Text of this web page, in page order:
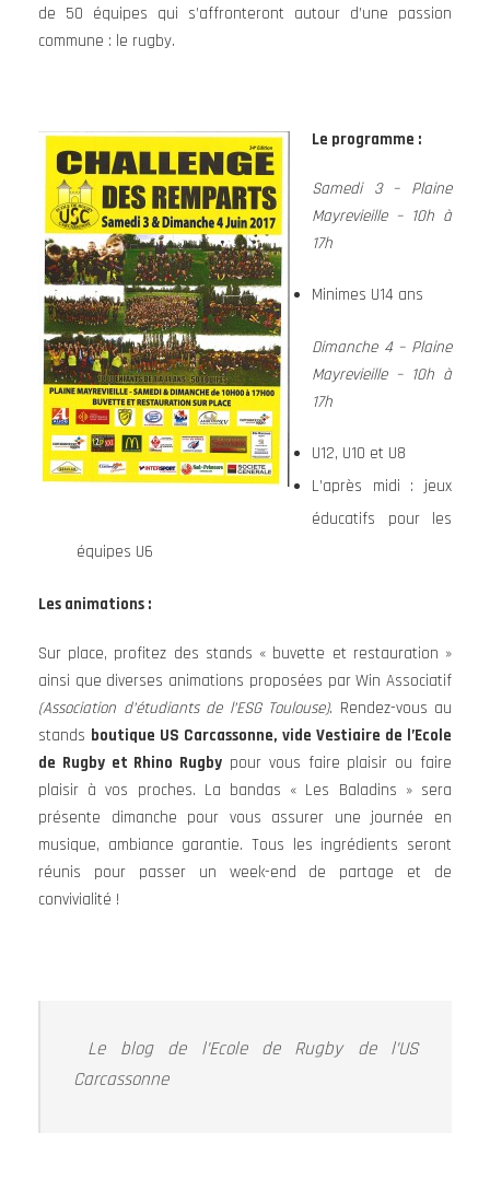
de 50 équipes qui s’affronteront autour d’une passion
commune : le rugby.
Le programme :
Samedi 3 – Plaine
Mayrevieille – 10h à
17h
Minimes U14 ans
Dimanche 4 – Plaine
Mayrevieille – 10h à
17h
U12, U10 et U8
L’après midi : jeux
éducatifs pour les
équipes U6
Les animations :
Sur place, profitez des stands « buvette et restauration »
ainsi que diverses animations proposées par Win Associatif
(Association d’étudiants de l’ESG Toulouse). Rendez-vous au
stands boutique US Carcassonne, vide Vestiaire de l’Ecole
de Rugby et Rhino Rugby pour vous faire plaisir ou faire
plaisir à vos proches. La bandas « Les Baladins » sera
présente dimanche pour vous assurer une journée en
musique, ambiance garantie. Tous les ingrédients seront
réunis pour passer un week-end de partage et de
convivialité !
Le blog de l’Ecole de Rugby de l’US
Carcassonne